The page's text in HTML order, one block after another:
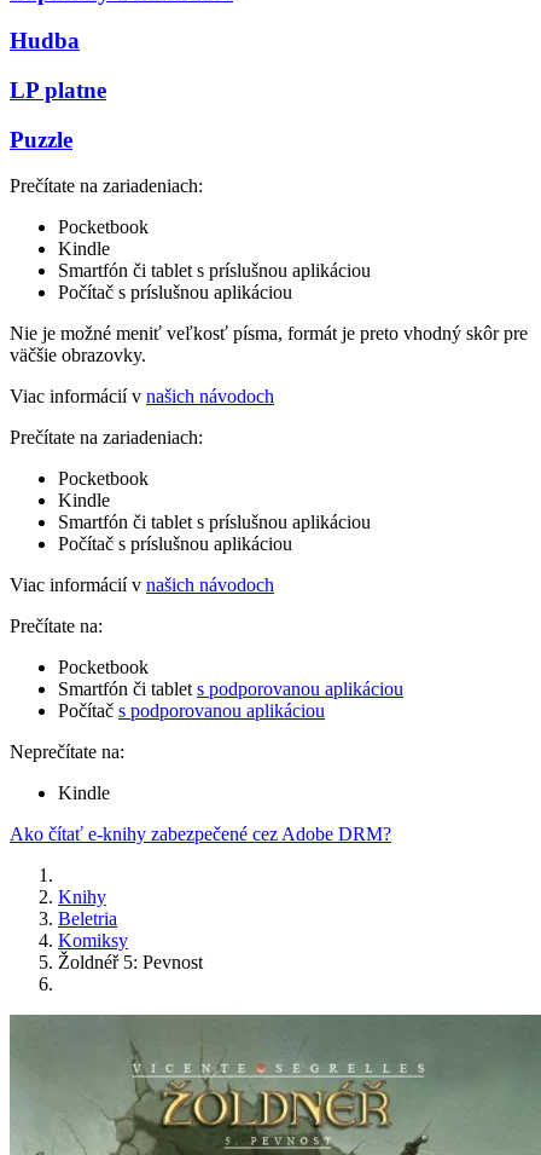
Hudba
LP platne
Puzzle
Prečítate na zariadeniach:
Pocketbook
Kindle
Smartfón či tablet s príslušnou aplikáciou
Počítač s príslušnou aplikáciou
Nie je možné meniť veľkosť písma, formát je preto vhodný skôr pre
väčšie obrazovky.
Viac informácií v našich návodoch
Prečítate na zariadeniach:
Pocketbook
Kindle
Smartfón či tablet s príslušnou aplikáciou
Počítač s príslušnou aplikáciou
Viac informácií v našich návodoch
Prečítate na:
Pocketbook
Smartfón či tablet s podporovanou aplikáciou
Počítač s podporovanou aplikáciou
Neprečítate na:
Kindle
Ako čítať e-knihy zabezpečené cez Adobe DRM?
Knihy
Beletria
Komiksy
Žoldnéř 5: Pevnost